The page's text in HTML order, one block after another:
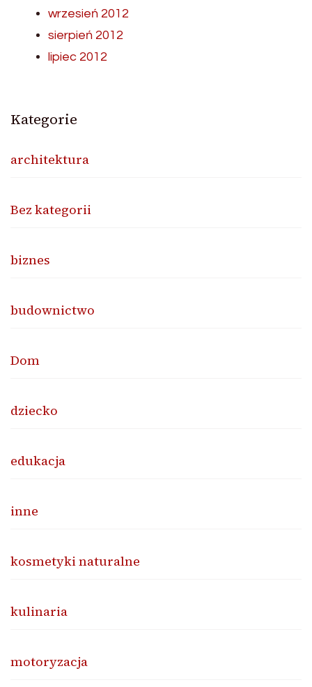
wrzesień 2012
sierpień 2012
lipiec 2012
Kategorie
architektura
Bez kategorii
biznes
budownictwo
Dom
dziecko
edukacja
inne
kosmetyki naturalne
kulinaria
motoryzacja